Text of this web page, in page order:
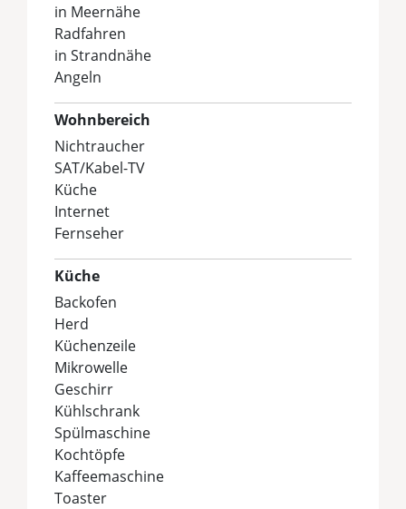
in Meernähe
Radfahren
in Strandnähe
Angeln
Wohnbereich
Nichtraucher
SAT/Kabel-TV
Küche
Internet
Fernseher
Küche
Backofen
Herd
Küchenzeile
Mikrowelle
Geschirr
Kühlschrank
Spülmaschine
Kochtöpfe
Kaffeemaschine
Toaster